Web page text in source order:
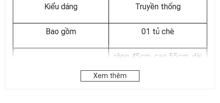
Kiểu dáng Truyền thống
Bao gồm 01 tủ chè
rộng 45cm, cao 55cm, dài
187cm, cao cả bệ là 75cm
Xem thêm